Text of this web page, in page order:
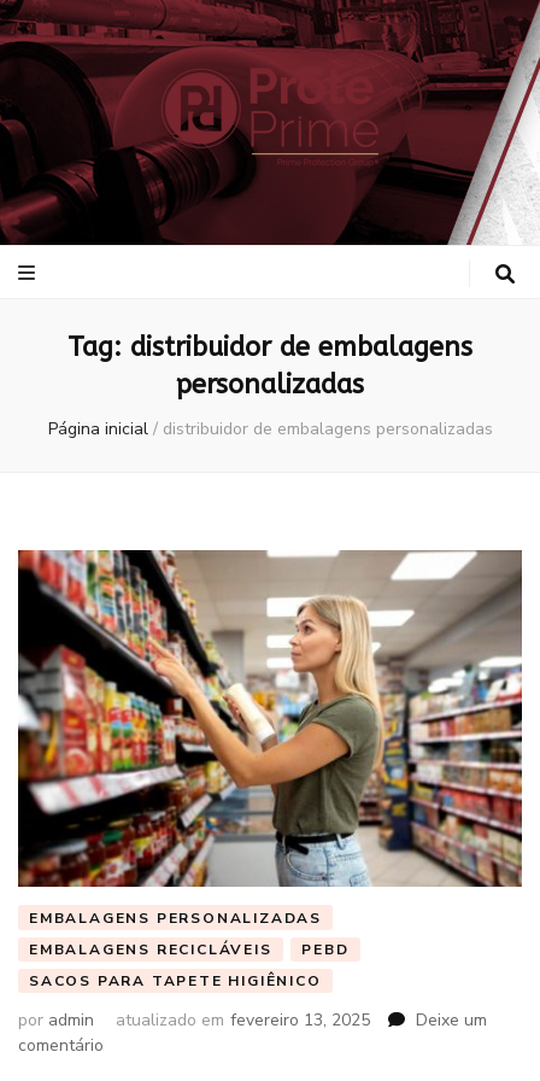
ProtePrime
Blog
Tag: distribuidor de embalagens
personalizadas
Página inicial / distribuidor de embalagens personalizadas
EMBALAGENS PERSONALIZADAS
EMBALAGENS RECICLÁVEIS
PEBD
SACOS PARA TAPETE HIGIÊNICO
por admin atualizado em fevereiro 13, 2025
Deixe um
comentário